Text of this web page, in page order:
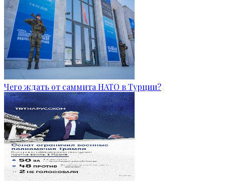
Чего ждать от саммита НАТО в Турции?